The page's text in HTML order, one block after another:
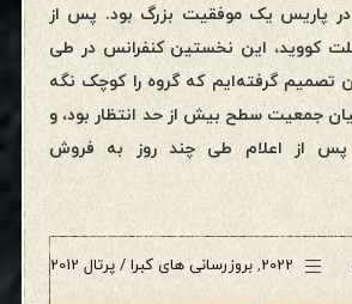
پاریس یک موفقیت بزرگ بود. پس از
کووید، این نخستین کنفرانس در طی
تصمیم گرفته‌ایم که گروه را کوچک نگه
جمعیت سطح بیش از حد انتظار بود، و
پس از اعلام طی چند روز به فروش
2022
, بروزرسانی های کبرا / پرتال 2012